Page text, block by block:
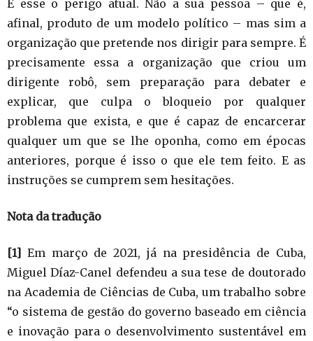
É esse o perigo atual. Não a sua pessoa – que é,
afinal, produto de um modelo político – mas sim a
organização que pretende nos dirigir para sempre. É
precisamente essa a organização que criou um
dirigente robô, sem preparação para debater e
explicar, que culpa o bloqueio por qualquer
problema que exista, e que é capaz de encarcerar
qualquer um que se lhe oponha, como em épocas
anteriores, porque é isso o que ele tem feito. E as
instruções se cumprem sem hesitações.
Nota da tradução
[1] Em março de 2021, já na presidência de Cuba,
Miguel Díaz-Canel defendeu a sua tese de doutorado
na Academia de Ciências de Cuba, um trabalho sobre
“o sistema de gestão do governo baseado em ciência
e inovação para o desenvolvimento sustentável em